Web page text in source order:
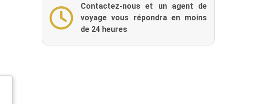
Contactez-nous et un agent de
voyage vous répondra en moins
de 24 heures